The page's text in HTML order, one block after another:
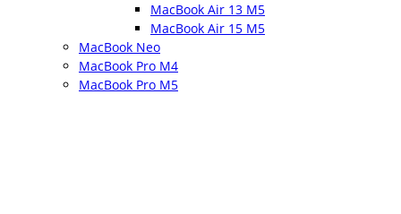
MacBook Air 13 M5
MacBook Air 15 M5
MacBook Neo
MacBook Pro M4
MacBook Pro M5